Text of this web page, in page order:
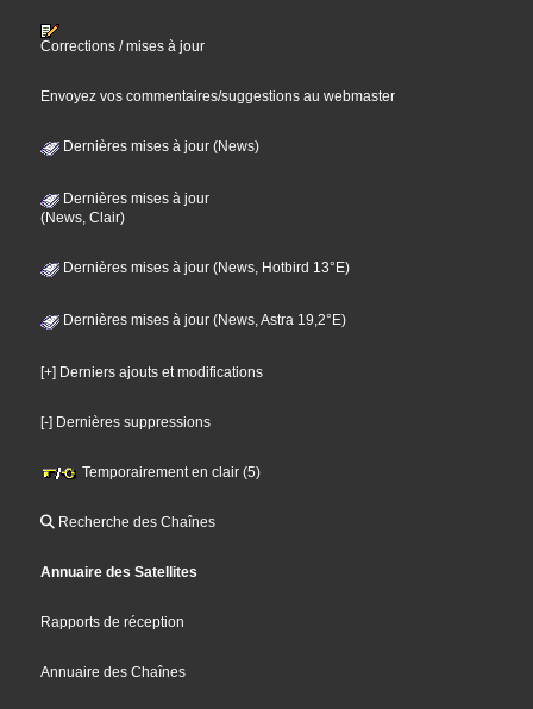
Corrections / mises à jour
Envoyez vos commentaires/suggestions au webmaster
Dernières mises à jour (News)
Dernières mises à jour
(News, Clair)
Dernières mises à jour (News, Hotbird 13°E)
Dernières mises à jour (News, Astra 19,2°E)
[+] Derniers ajouts et modifications
[-] Dernières suppressions
Temporairement en clair (5)
Recherche des Chaînes
Annuaire des Satellites
Rapports de réception
Annuaire des Chaînes